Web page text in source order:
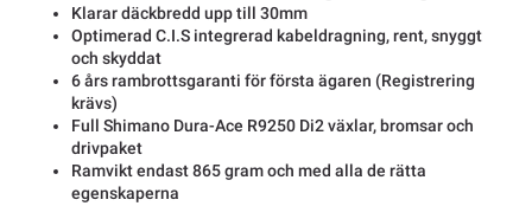
Klarar däckbredd upp till 30mm
Optimerad C.I.S integrerad kabeldragning, rent, snyggt
och skyddat
6 års rambrottsgaranti för första ägaren (Registrering
krävs)
Full Shimano Dura-Ace R9250 Di2 växlar, bromsar och
drivpaket
Ramvikt endast 865 gram och med alla de rätta
egenskaperna